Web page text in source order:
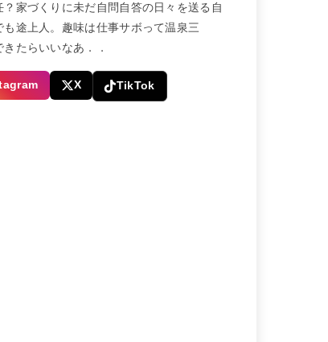
？家づくりに未だ自問自答の日々を送る自
も途上人。趣味は仕事サボって温泉三
たらいいなあ．．
X TikTok